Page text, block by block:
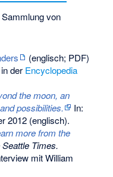
von
(englisch; PDF)
in der Encyclopedia
the moon, an
possibilities.
In:
2012(englisch).
more from the
Seattle Times.
mit William